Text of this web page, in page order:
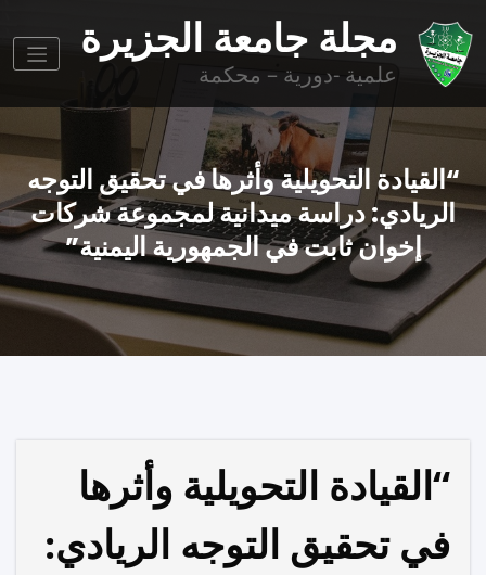
مجلة جامعة الجزيرة
علمية -دورية – محكمة
“القيادة التحويلية وأثرها في تحقيق التوجه
الريادي: دراسة ميدانية لمجموعة شركات
إخوان ثابت في الجمهورية اليمنية”
“القيادة التحويلية وأثرها
في تحقيق التوجه الريادي: